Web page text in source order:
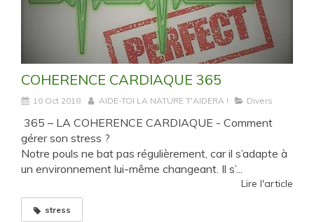
COHERENCE CARDIAQUE 365
10 Oct 2018 AIDE-TOI LA NATURE T'AIDERA ! Divers
365 – LA COHERENCE CARDIAQUE - Comment
gérer son stress ?
Notre pouls ne bat pas régulièrement, car il s’adapte à
un environnement lui-même changeant. Il s’...
Lire l'article
stress